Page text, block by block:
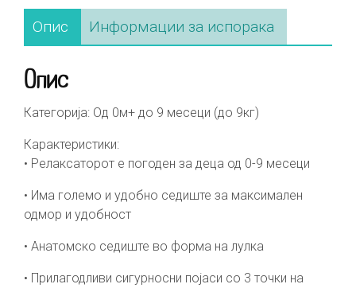
Опис Информации за испорака
Опис
Категорија: Од 0м+ до 9 месеци (до 9кг)
Карактеристики:
• Релаксаторот е погоден за деца од 0-9 месеци
• Има големо и удобно седиште за максимален
одмор и удобност
• Анатомско седиште во форма на лулка
• Прилагодливи сигурносни појаси со 3 точки на